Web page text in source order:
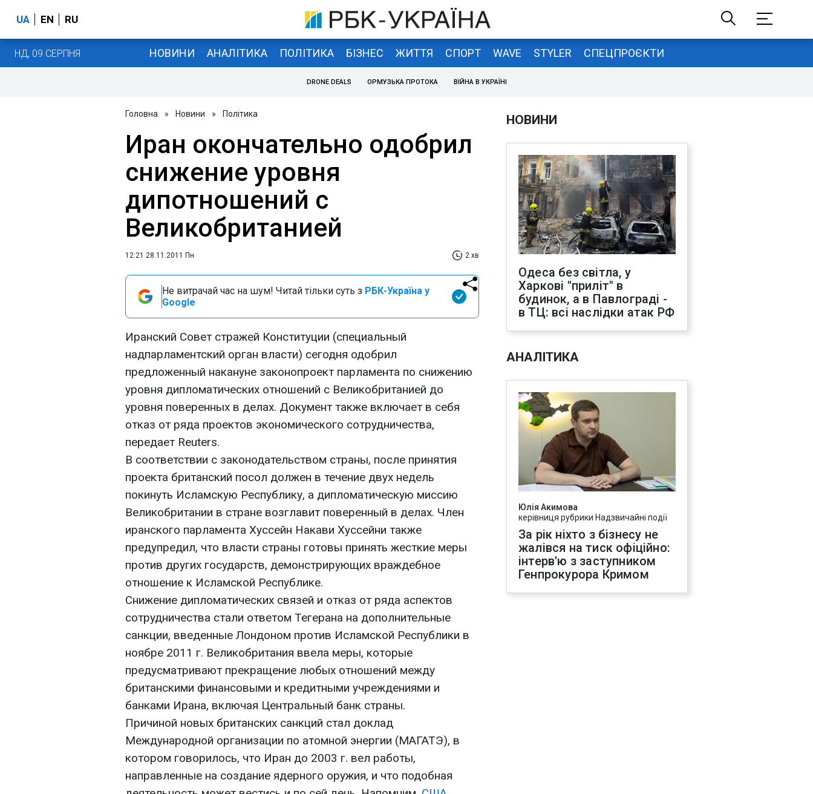
UA EN RU
НД, 09 СЕРПНЯ НОВИНИ АНАЛІТИКА ПОЛІТИКА БІЗНЕС ЖИТТЯ СПОРТ WAVE STYLER СПЕЦПРОЄКТИ
DRONE DEALS ОРМУЗЬКА ПРОТОКА ВІЙНА В УКРАЇНІ
Головна » Новини » Політика
Иран окончательно одобрил
снижение уровня
дипотношений с
Великобританией
12:21 28.11.2011 Пн 2 хв
Не витрачай час на шум! Читай тільки суть з РБК-Україна у
Google
Иранский Совет стражей Конституции (специальный
надпарламентский орган власти) сегодня одобрил
предложенный накануне законопроект парламента по снижению
уровня дипломатических отношений с Великобританией до
уровня поверенных в делах. Документ также включает в себя
отказ от ряда проектов экономического сотрудничества,
передает Reuters.
В соответствии с законодательством страны, после принятия
проекта британский посол должен в течение двух недель
покинуть Исламскую Республику, а дипломатическую миссию
Великобритании в стране возглавит поверенный в делах. Член
иранского парламента Хуссейн Накави Хуссейни также
предупредил, что власти страны готовы принять жесткие меры
против других государств, демонстрирующих враждебное
отношение к Исламской Республике.
Снижение дипломатических связей и отказ от ряда аспектов
сотрудничества стали ответом Тегерана на дополнительные
санкции, введенные Лондоном против Исламской Республики в
ноябре 2011 г. Великобритания ввела меры, которые
предусматривают прекращение любых отношений между
британскими финансовыми и кредитными учреждениями и
банками Ирана, включая Центральный банк страны.
Причиной новых британских санкций стал доклад
Международной организации по атомной энергии (МАГАТЭ), в
котором говорилось, что Иран до 2003 г. вел работы,
направленные на создание ядерного оружия, и что подобная
НОВИНИ
Одеса без світла, у
Харкові "приліт" в
будинок, а в Павлограді -
в ТЦ: всі наслідки атак РФ
АНАЛІТИКА
Юлія Акимова
керівниця рубрики Надзвичайні події
За рік ніхто з бізнесу не
жалівся на тиск офіційно:
інтерв'ю з заступником
Генпрокурора Кримом